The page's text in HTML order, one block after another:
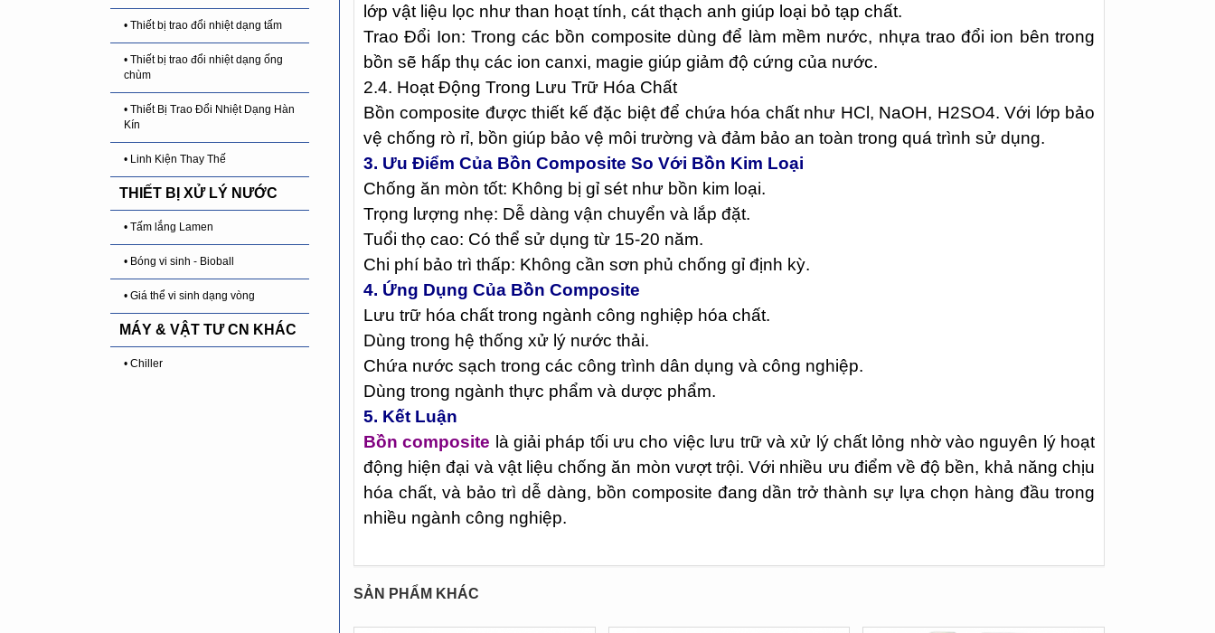
lớp vật liệu lọc như than hoạt tính, cát thạch anh giúp loại bỏ tạp chất.
Trao Đổi Ion: Trong các bồn composite dùng để làm mềm nước, nhựa trao đổi ion bên trong
bồn sẽ hấp thụ các ion canxi, magie giúp giảm độ cứng của nước.
2.4. Hoạt Động Trong Lưu Trữ Hóa Chất
Bồn composite được thiết kế đặc biệt để chứa hóa chất như HCl, NaOH, H2SO4. Với lớp bảo
vệ chống rò rỉ, bồn giúp bảo vệ môi trường và đảm bảo an toàn trong quá trình sử dụng.
3. Ưu Điểm Của Bồn Composite So Với Bồn Kim Loại
Chống ăn mòn tốt: Không bị gỉ sét như bồn kim loại.
Trọng lượng nhẹ: Dễ dàng vận chuyển và lắp đặt.
Tuổi thọ cao: Có thể sử dụng từ 15-20 năm.
Chi phí bảo trì thấp: Không cần sơn phủ chống gỉ định kỳ.
4. Ứng Dụng Của Bồn Composite
Lưu trữ hóa chất trong ngành công nghiệp hóa chất.
Dùng trong hệ thống xử lý nước thải.
Chứa nước sạch trong các công trình dân dụng và công nghiệp.
Dùng trong ngành thực phẩm và dược phẩm.
5. Kết Luận
Bồn composite là giải pháp tối ưu cho việc lưu trữ và xử lý chất lỏng nhờ vào nguyên lý hoạt
động hiện đại và vật liệu chống ăn mòn vượt trội. Với nhiều ưu điểm về độ bền, khả năng chịu
hóa chất, và bảo trì dễ dàng, bồn composite đang dần trở thành sự lựa chọn hàng đầu trong
nhiều ngành công nghiệp.
SẢN PHẨM KHÁC
• Thiết bị trao đổi nhiệt dạng tấm
• Thiết bị trao đổi nhiệt dạng ống
chùm
• Thiết Bị Trao Đổi Nhiệt Dạng Hàn
Kín
• Linh Kiện Thay Thế
THIẾT BỊ XỬ LÝ NƯỚC
• Tấm lắng Lamen
• Bóng vi sinh - Bioball
• Giá thể vi sinh dạng vòng
MÁY & VẬT TƯ CN KHÁC
• Chiller